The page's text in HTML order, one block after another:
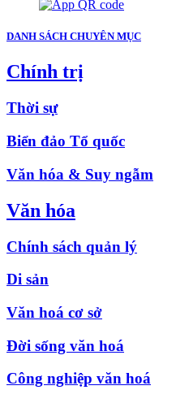
DANH SÁCH CHUYÊN MỤC
Chính trị
Thời sự
Biển đảo Tổ quốc
Văn hóa & Suy ngẫm
Văn hóa
Chính sách quản lý
Di sản
Văn hoá cơ sở
Đời sống văn hoá
Công nghiệp văn hoá